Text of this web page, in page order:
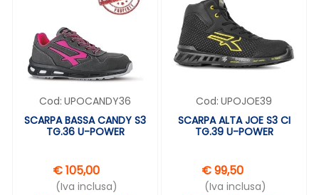
Cod: UPOCANDY36
SCARPA BASSA CANDY S3
TG.36 U-POWER
€ 105,00
(Iva inclusa)
Cod: UPOJOE39
SCARPA ALTA JOE S3 CI
TG.39 U-POWER
€ 99,50
(Iva inclusa)